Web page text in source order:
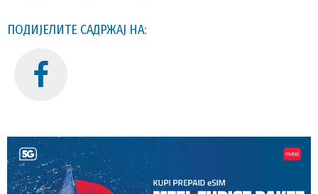
ПОДИЈЕЛИТЕ САДРЖАЈ НА: